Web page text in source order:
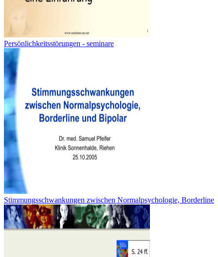
Persönlichkeitsstörungen - seminare
Stimmungsschwankungen zwischen Normalpsychologie, Borderline